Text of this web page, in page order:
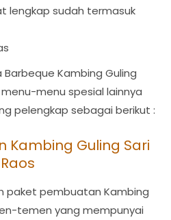
lengkap sudah termasuk
Kambing Guling
menu spesial lainnya
pelengkap sebagai berikut :
Kambing Guling Sari
Raos
paket pembuatan Kambing
temen yang mempunyai